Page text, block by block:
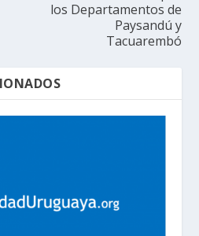
los Departamentos de
Paysandú y
Tacuarembó